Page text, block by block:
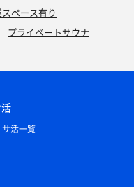
ペース有り
プライベートサウナ
サ活一覧